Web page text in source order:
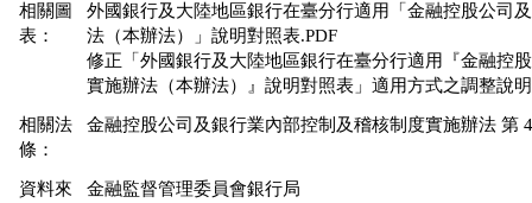
相關圖
表：
外國銀行及大陸地區銀行在臺分行適用「金融控股公司
法（本辦法）」說明對照表.PDF
修正「外國銀行及大陸地區銀行在臺分行適用『金融控
實施辦法（本辦法）』說明對照表」適用方式之調整說
相關法
條：
金融控股公司及銀行業內部控制及稽核制度實施辦法 第
資料來
金融監督管理委員會銀行局